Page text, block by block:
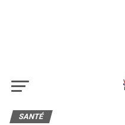
SANTÉ